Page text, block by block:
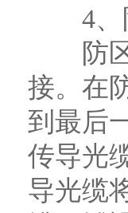
4、
防区
接。在
到最后
传导光
导光缆